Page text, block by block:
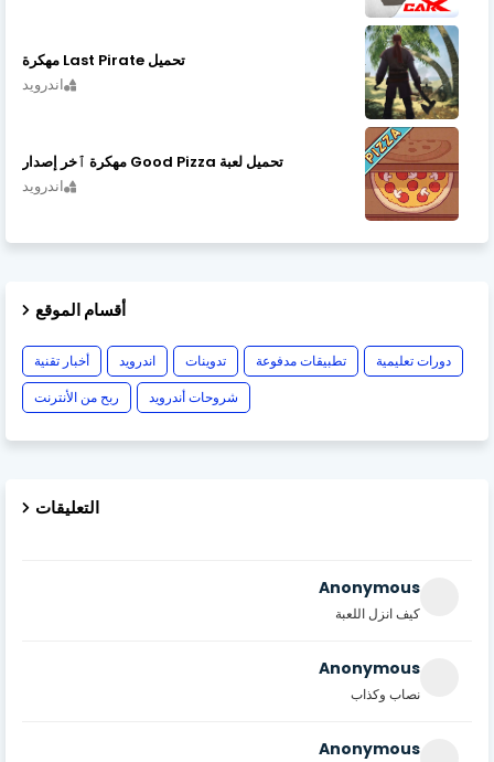
تحميل Last Pirate مهكرة
اندرويد
تحميل لعبة Good Pizza مهكرة ٱخر إصدار
اندرويد
أقسام الموقع
أخبار تقنية اندرويد تدوينات تطبيقات مدفوعة
دورات تعليمية
ربح من الأنترنت
شروحات أندرويد
التعليقات
Anonymous
كيف انزل اللعبة
Anonymous
نصاب وكذاب
Anonymous